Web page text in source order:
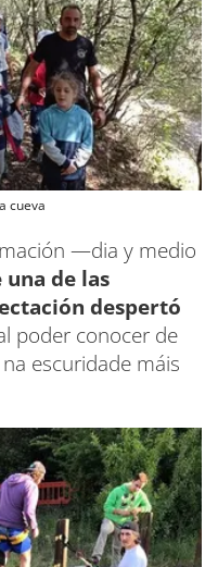
cueva
—dia y medio
de las
despertó
poder conocer de
escuridade máis